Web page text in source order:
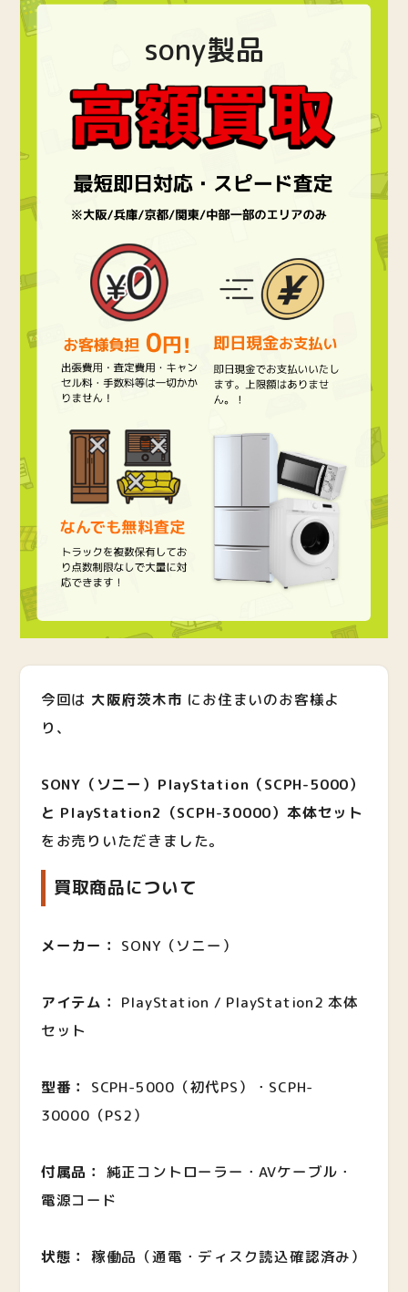
sony製品
今回は 大阪府茨木市 にお住まいのお客様よ
り、
SONY（ソニー）PlayStation（SCPH-5000）
と PlayStation2（SCPH-30000）本体セット
をお売りいただきました。
買取商品について
メーカー： SONY（ソニー）
アイテム： PlayStation / PlayStation2 本体
セット
型番：
SCPH-5000（初代PS）・SCPH-
30000（PS2）
付属品： 純正コントローラー・AVケーブル・
電源コード
状態： 稼働品（通電・ディスク読込確認済み）